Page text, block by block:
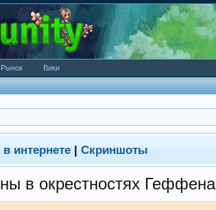
интернете | Скриншоты
в окрестностях Геффена
Рынок Вики